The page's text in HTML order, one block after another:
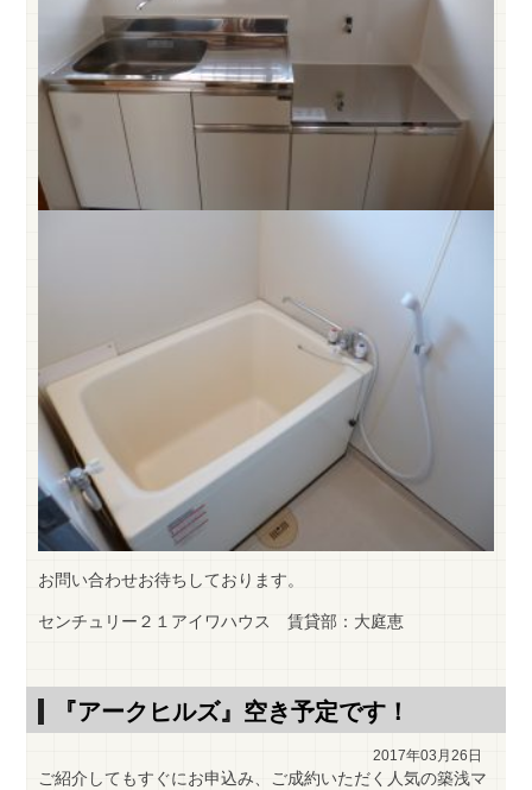
お問い合わせお待ちしております。
センチュリー２１アイワハウス 賃貸部：大庭恵
『アークヒルズ』空き予定です！
2017年03月26日
ご紹介してもすぐにお申込み、ご成約いただく人気の築浅マ